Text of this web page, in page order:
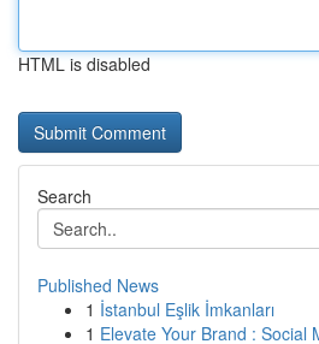
HTML is disabled
Search
Published News
1 İstanbul Eşlik İmkanları
1 Elevate Your Brand : Social